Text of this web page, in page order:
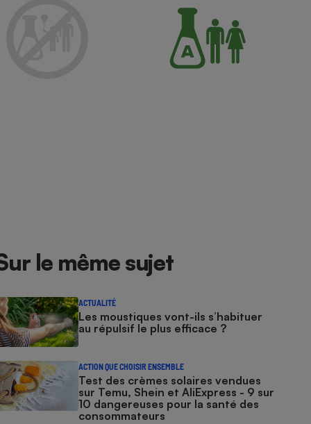
le même sujet
ACTUALITÉ
Les moustiques vont-ils s’habituer
au répulsif le plus efficace ?
ACTION QUE CHOISIR ENSEMBLE
Test des crèmes solaires vendues
sur Temu, Shein et AliExpress - 9 sur
10 dangereuses pour la santé des
consommateurs